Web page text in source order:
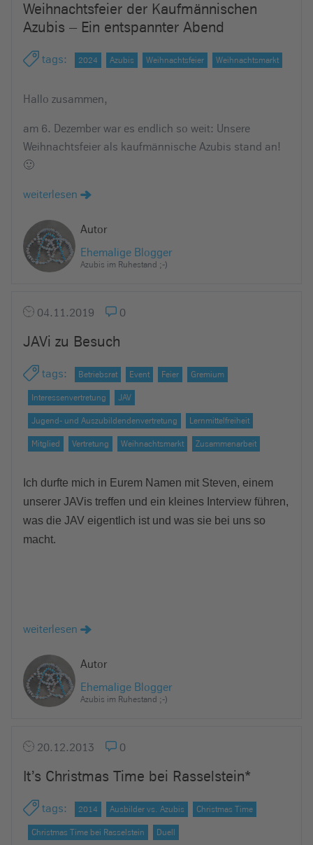
Weihnachtsfeier der Kaufmännischen
Azubis – Ein entspannter Abend
tags: 2024 Azubis Weihnachtsfeier Weihnachtsmarkt
Hallo zusammen,
am 6. Dezember war es endlich so weit: Unsere
Weihnachtsfeier als kaufmännische Azubis stand an!
🙂
weiterlesen
Autor
Ehemalige Blogger
Azubis im Ruhestand ;-)
04.11.2019 0
JAVi zu Besuch
tags: Betriebsrat Event Feier Gremium
Interessenvertretung JAV
Jugend- und Auszubildendenvertretung Lernmittelfreiheit
Mitglied Vertretung Weihnachtsmarkt Zusammenarbeit
Ich durfte mich in Eurem Namen mit Steven, einem
unserer JAVis treffen und ein kleines Interview führen,
was die JAV eigentlich ist und was sie bei uns so
macht.
weiterlesen
Autor
Ehemalige Blogger
Azubis im Ruhestand ;-)
20.12.2013 0
It’s Christmas Time bei Rasselstein*
tags: 2014 Ausbilder vs. Azubis Christmas Time
Christmas Time bei Rasselstein Duell